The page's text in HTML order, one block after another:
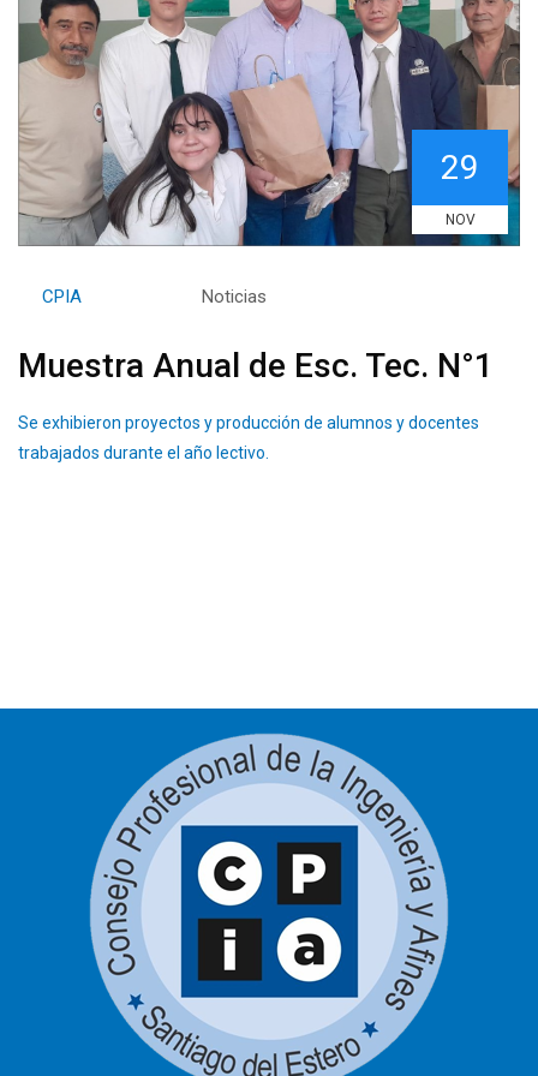
29
NOV
CPIA Noticias
Muestra Anual de Esc. Tec. N°1
Se exhibieron proyectos y producción de alumnos y docentes
trabajados durante el año lectivo.